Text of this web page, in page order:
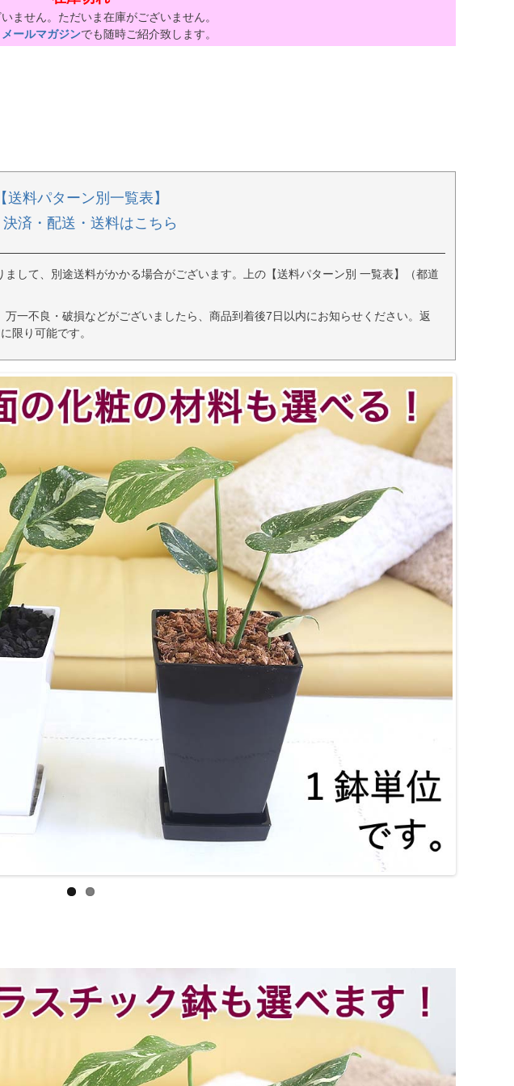
ません。ただいま在庫がございません。
メールマガジンでも随時ご紹介致します。
【送料パターン別一覧表】
済・配送・送料はこちら
して、別途送料がかかる場合がございます。上の【送料パターン別 一覧表】（都道
一不良・破損などがございましたら、商品到着後7日以内にお知らせください。返
限り可能です。